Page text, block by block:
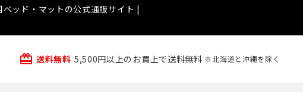
ッド・マットの公式通販サイト |
card_giftcard 送料無料 5,500円以上のお買上で送料無料 ※北海道と沖縄を除く